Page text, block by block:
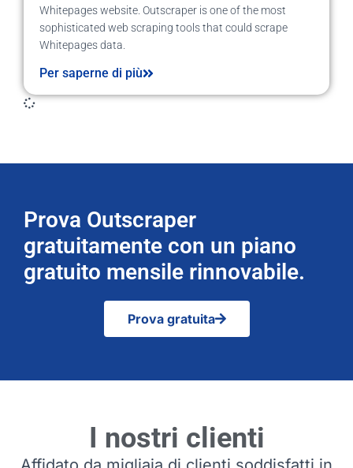
Whitepages website. Outscraper is one of the most
sophisticated web scraping tools that could scrape
Whitepages data.
Per saperne di più
Prova Outscraper
gratuitamente con un piano
gratuito mensile rinnovabile.
Prova gratuita
I nostri clienti